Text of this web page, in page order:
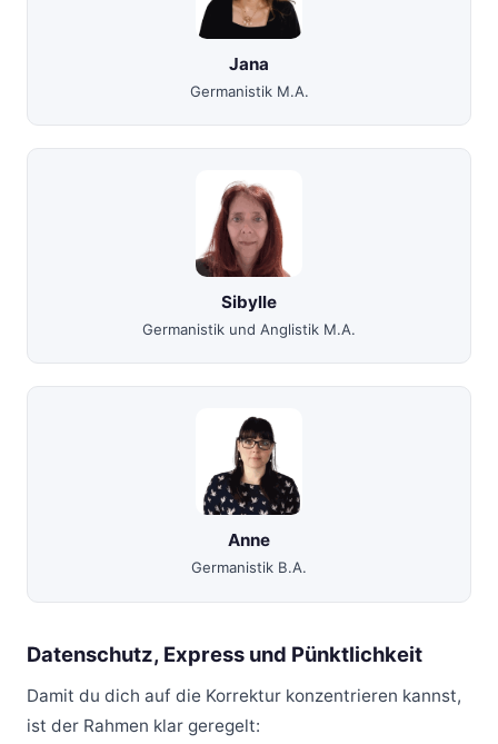
Jana
Germanistik M.A.
Sibylle
Germanistik und Anglistik M.A.
Anne
Germanistik B.A.
Datenschutz, Express und Pünktlichkeit
Damit du dich auf die Korrektur konzentrieren kannst,
ist der Rahmen klar geregelt: